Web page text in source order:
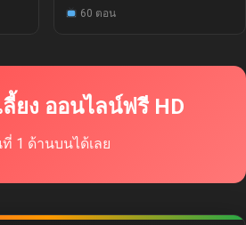
60 ตอน
ยง ออนไลน์ฟรี HD
1 ด้านบนได้เลย